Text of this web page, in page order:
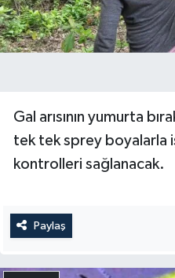
Gal arısının yumurta
tek tek sprey boyalarla
kontrolleri sağlanacak.
Paylaş